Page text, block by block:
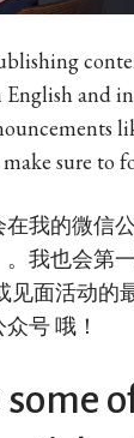
and
sure to
我的微信
我也会第
见面活动的
号 哦！
some